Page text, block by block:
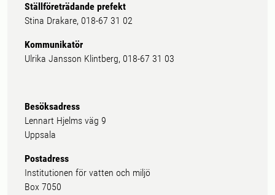
Ställföreträdande prefekt
Stina Drakare, 018-67 31 02
Kommunikatör
Ulrika Jansson Klintberg, 018-67 31 03
Besöksadress
Lennart Hjelms väg 9
Uppsala
Postadress
Institutionen för vatten och miljö
Box 7050